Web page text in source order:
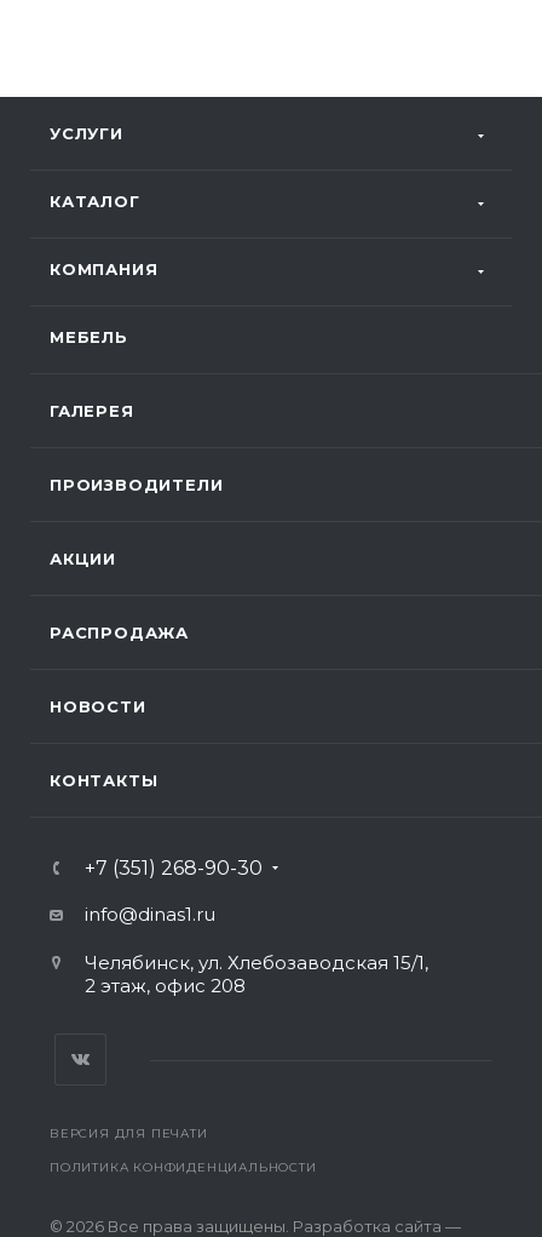
УСЛУГИ
КАТАЛОГ
КОМПАНИЯ
МЕБЕЛЬ
ГАЛЕРЕЯ
ПРОИЗВОДИТЕЛИ
АКЦИИ
РАСПРОДАЖА
НОВОСТИ
КОНТАКТЫ
+7 (351) 268-90-30
info@dinas1.ru
Челябинск, ул. Хлебозаводская 15/1,
2 этаж, офис 208
ВЕРСИЯ ДЛЯ ПЕЧАТИ
ПОЛИТИКА КОНФИДЕНЦИАЛЬНОСТИ
© 2026 Все права защищены. Разработка сайта —